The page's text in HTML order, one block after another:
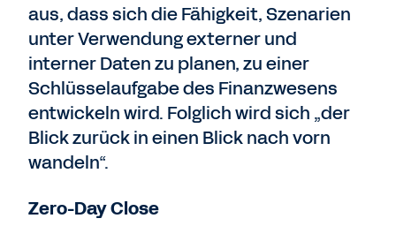
aus, dass sich die Fähigkeit, Szenarien
unter Verwendung externer und
interner Daten zu planen, zu einer
Schlüsselaufgabe des Finanzwesens
entwickeln wird. Folglich wird sich „der
Blick zurück in einen Blick nach vorn
wandeln“.
Zero-Day Close